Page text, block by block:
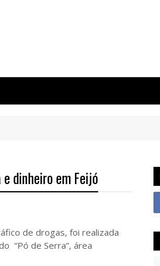
dinheiro em Feijó
de drogas, foi realizada
“Pó de Serra”, área